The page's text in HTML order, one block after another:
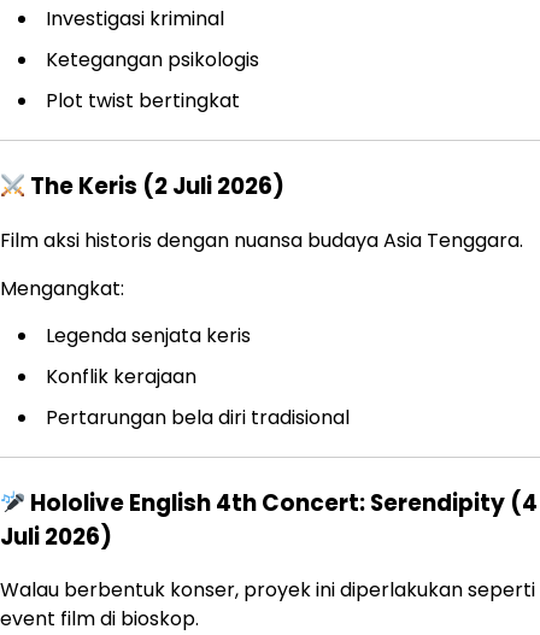
Investigasi kriminal
Ketegangan psikologis
Plot twist bertingkat
The Keris (2 Juli 2026)
Film aksi historis dengan nuansa budaya Asia Tenggara.
Mengangkat:
Legenda senjata keris
Konflik kerajaan
Pertarungan bela diri tradisional
Hololive English 4th Concert: Serendipity (4
Juli 2026)
Walau berbentuk konser, proyek ini diperlakukan seperti
event film di bioskop.